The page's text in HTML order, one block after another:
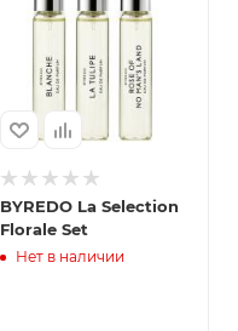
BYREDO La Selection
Florale Set
Нет в наличии